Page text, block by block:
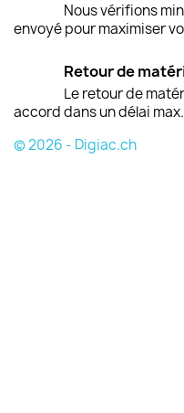
Nous vérifions
envoyé pour maximiser
Retour de
Le retour de
accord dans un délai
© 2026 - Digiac.ch